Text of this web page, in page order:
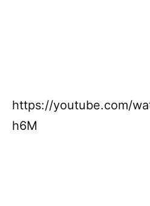
https://youtube.com/
h6M